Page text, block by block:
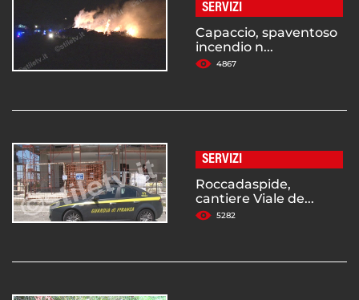
SERVIZI
Capaccio, spaventoso
incendio n...
4867
SERVIZI
Roccadaspide,
cantiere Viale de...
5282